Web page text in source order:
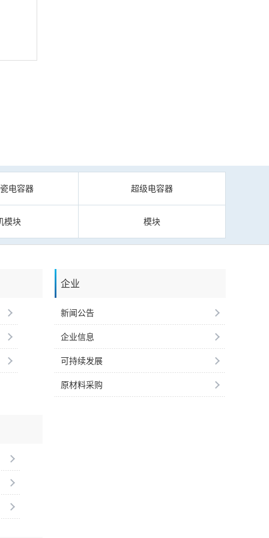
电容器 超级电容器
模块 模块
企业
新闻公告
企业信息
可持续发展
原材料采购